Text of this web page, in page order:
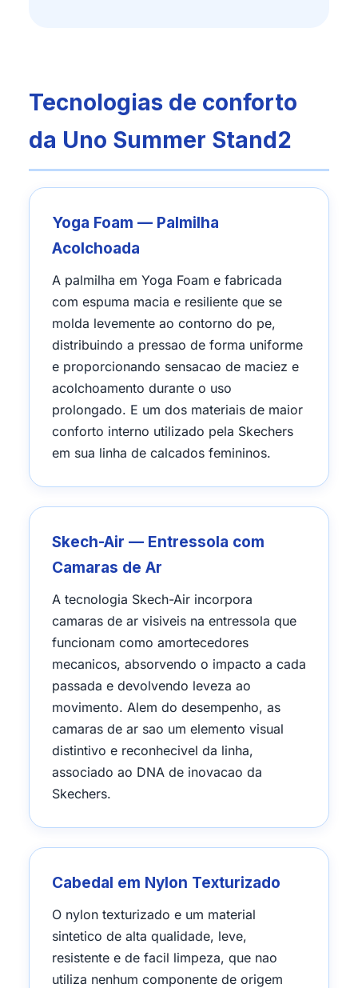
Tecnologias de conforto
da Uno Summer Stand2
Yoga Foam — Palmilha
Acolchoada
A palmilha em Yoga Foam e fabricada
com espuma macia e resiliente que se
molda levemente ao contorno do pe,
distribuindo a pressao de forma uniforme
e proporcionando sensacao de maciez e
acolchoamento durante o uso
prolongado. E um dos materiais de maior
conforto interno utilizado pela Skechers
em sua linha de calcados femininos.
Skech-Air — Entressola com
Camaras de Ar
A tecnologia Skech-Air incorpora
camaras de ar visiveis na entressola que
funcionam como amortecedores
mecanicos, absorvendo o impacto a cada
passada e devolvendo leveza ao
movimento. Alem do desempenho, as
camaras de ar sao um elemento visual
distintivo e reconhecivel da linha,
associado ao DNA de inovacao da
Skechers.
Cabedal em Nylon Texturizado
O nylon texturizado e um material
sintetico de alta qualidade, leve,
resistente e de facil limpeza, que nao
utiliza nenhum componente de origem